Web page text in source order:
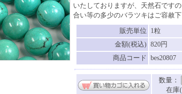
いたしておりますが、天然石です
合い等の多少のバラツキはご容赦
販売単位
1粒
金額(税込) 820円
商品コード
bes20807
数量：
在庫